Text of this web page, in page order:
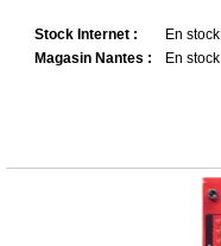
Stock Internet :
En stock
Magasin Nantes :
En stock